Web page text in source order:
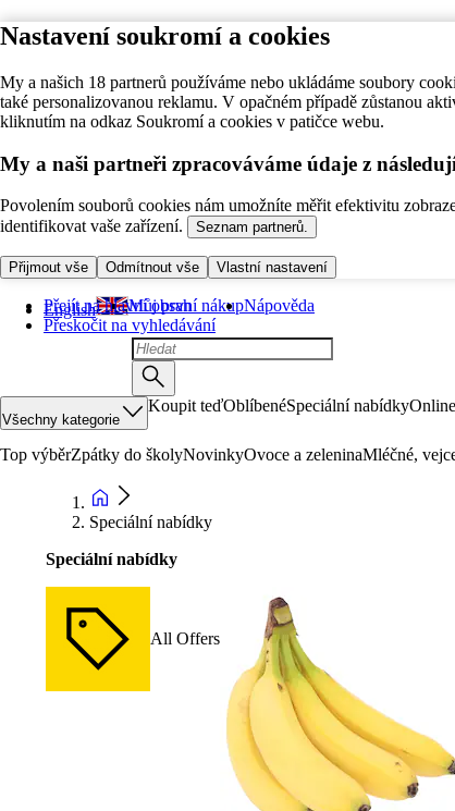
Nastavení soukromí a cookies
My a našich 18 partnerů používáme nebo ukládáme soubory
také personalizovanou reklamu. V opačném případě zůstanou
kliknutím na odkaz Soukromí a cookies v patičce webu.
My a naši partneři zpracováváme údaje z
Povolením souborů cookies nám umožníte měřit efektivitu
identifikovat vaše zařízení.
Seznam partnerů.
Přijmout vše Odmítnout vše Vlastní nastavení
Přejít na hlavní obsah
Přeskočit na vyhledávání
English Můj první nákupNápověda
Všechny kategorie
Koupit teďOblíbenéSpeciální nabídky
Top výběrZpátky do školyNovinkyOvoce a zeleninaMléčné,
Speciální nabídky
Speciální nabídky
All Offers